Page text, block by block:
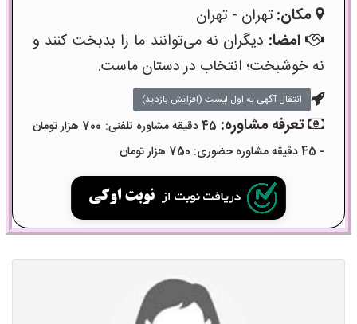
مکان:تهران - تهران
امضا: دیگران نه می‌توانند ما را بدبخت کنند و
نه خوشبخت؛ انتخاب در دستان ماست.
انتقال آگهی به اول لیست (افزایش بازدید)
تعرفه مشاوره:
45 دقیقه مشاوره تلفنی: 700 هزار تومان
- 45 دقیقه مشاوره حضوری: 750 هزار تومان